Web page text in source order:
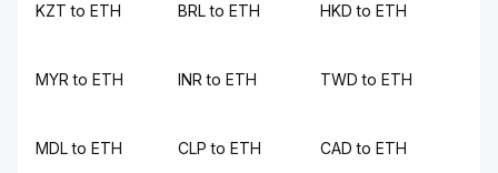
KZT to ETH BRL to ETH HKD to ETH
MYR to ETH INR to ETH TWD to ETH
MDL to ETH CLP to ETH CAD to ETH